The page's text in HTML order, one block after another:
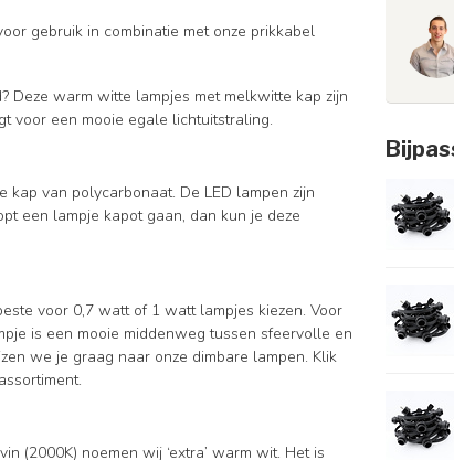
gebruik in combinatie met onze prikkabel
Deze warm witte lampjes met melkwitte kap zijn
voor een mooie egale lichtuitstraling.
van polycarbonaat. De LED lampen zijn
een lampje kapot gaan, dan kun je deze
voor 0,7 watt of 1 watt lampjes kiezen. Voor
is een mooie middenweg tussen sfeervolle en
we je graag naar onze dimbare lampen. Klik
(2000K) noemen wij ‘extra’ warm wit. Het is